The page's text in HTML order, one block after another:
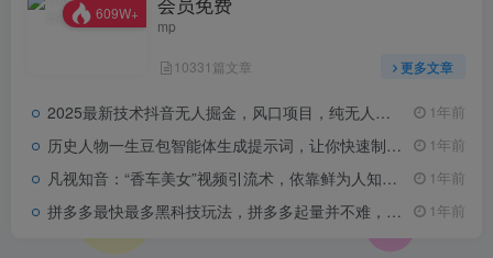
609W+
mp
10331篇文章 更多文章
2025最新技术抖音无人掘金，风口项目，纯无人，当天拿结果日入1k+【揭秘】 1年前
历史人物一生豆包智能体生成提示词，让你快速制作历史人物一生类视频，简单易上手 1年前
凡视知音：“香车美女”视频引流术，依靠鲜为人知的视频入口，搬运“高端圈子”视频，引流精准创业粉，评论区一堆“求带” 1年前
拼多多最快最多黑科技玩法，拼多多起量并不难，难的是没有一套完整的sop流程，一起爆单(更新6月) 1年前